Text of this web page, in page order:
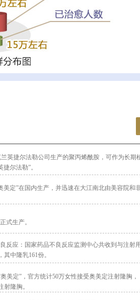
英捷尔法勒公司生产的聚丙烯酰胺，可作为长期
尔法勒”。
美定”在国内生产，并迅速在大江南北由美容院和
式生产。
反应：国家药品不良反应监测中心共收到与注射
中隆乳161份。
美定”，官方统计50万女性接受奥美定注射隆胸，
隆胸。